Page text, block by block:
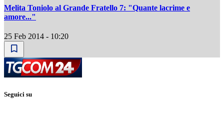
Melita Toniolo al Grande Fratello 7: "Quante lacrime e
amore..."
25 Feb 2014 - 10:20
Seguici su